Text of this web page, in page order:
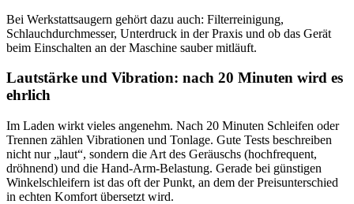
Bei Werkstattsaugern gehört dazu auch: Filterreinigung,
Schlauchdurchmesser, Unterdruck in der Praxis und ob das Gerät
beim Einschalten an der Maschine sauber mitläuft.
Lautstärke und Vibration: nach 20 Minuten wird es
ehrlich
Im Laden wirkt vieles angenehm. Nach 20 Minuten Schleifen oder
Trennen zählen Vibrationen und Tonlage. Gute Tests beschreiben
nicht nur „laut“, sondern die Art des Geräuschs (hochfrequent,
dröhnend) und die Hand-Arm-Belastung. Gerade bei günstigen
Winkelschleifern ist das oft der Punkt, an dem der Preisunterschied
in echten Komfort übersetzt wird.